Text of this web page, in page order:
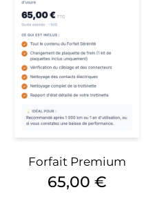
Forfait Premium
Prix
65,00 €